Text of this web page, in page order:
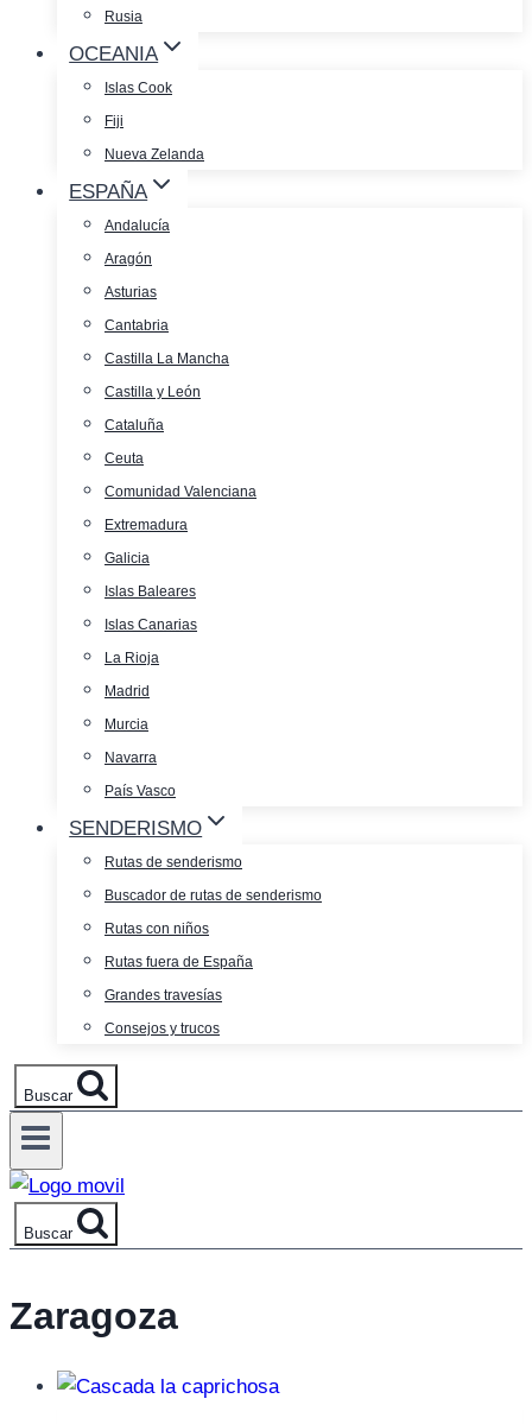
Rusia
OCEANIA
Islas Cook
Fiji
Nueva Zelanda
ESPAÑA
Andalucía
Aragón
Asturias
Cantabria
Castilla La Mancha
Castilla y León
Cataluña
Ceuta
Comunidad Valenciana
Extremadura
Galicia
Islas Baleares
Islas Canarias
La Rioja
Madrid
Murcia
Navarra
País Vasco
SENDERISMO
Rutas de senderismo
Buscador de rutas de senderismo
Rutas con niños
Rutas fuera de España
Grandes travesías
Consejos y trucos
Buscar
Buscar
Zaragoza